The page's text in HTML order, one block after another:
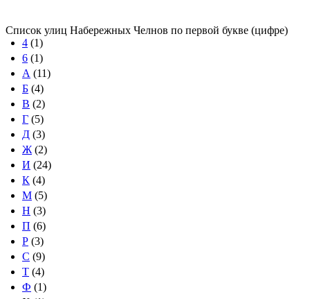
Список улиц Набережных Челнов по первой букве (цифре)
4 (1)
6 (1)
А (11)
Б (4)
В (2)
Г (5)
Д (3)
Ж (2)
И (24)
К (4)
М (5)
Н (3)
П (6)
Р (3)
С (9)
Т (4)
Ф (1)